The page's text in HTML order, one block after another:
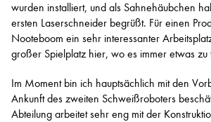
wurden installiert, und als Sahnehäubchen
ersten Laserschneider begrüßt. Für einen
Nooteboom ein sehr interessanter
großer Spielplatz hier, wo es immer etwas zu
Im Moment bin ich hauptsächlich mit den
Ankunft des zweiten Schweißroboters
Abteilung arbeitet sehr eng mit der